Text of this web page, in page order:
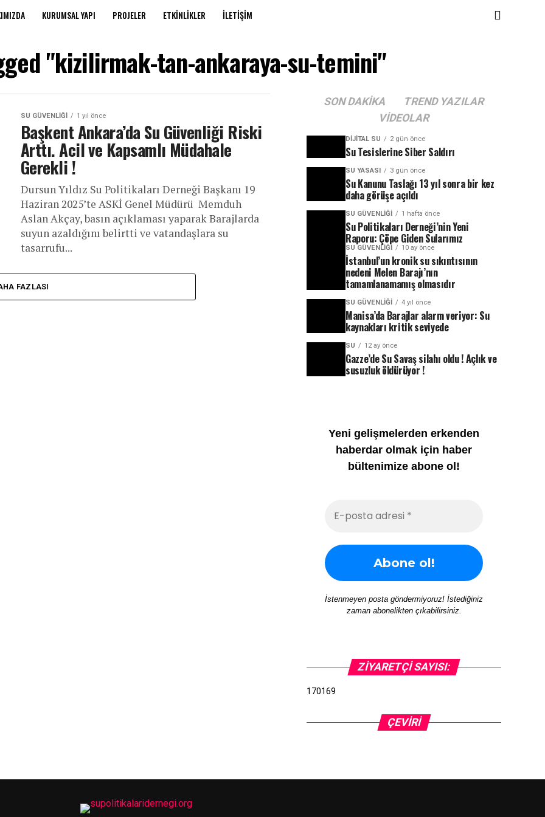
KURUMSAL YAPI PROJELER ETKINLIKLER İLETIŞIM
"kizilirmak-tan-ankaraya-su-temini"
SU GÜVENLIĞI 1 yıl önce
Başkent Ankara’da Su Güvenliği Riski
Arttı. Acil ve Kapsamlı Müdahale
Gerekli !
Dursun Yıldız Su Politikaları Derneği Başkanı 19
Haziran 2025’te ASKİ Genel Müdürü Memduh
Aslan Akçay, basın açıklaması yaparak Barajlarda
suyun azaldığını belirtti ve vatandaşlara su
tasarrufu...
FAZLASI
SON DAKIKA
TREND YAZILAR
VIDEOLAR
DIJITAL SU 2 gün önce
Su Tesislerine Siber Saldırı
SU YASASI 3 gün önce
Su Kanunu Taslağı 13 yıl sonra bir kez
daha görüşe açıldı
SU GÜVENLIĞI 1 hafta önce
Su Politikaları Derneği’nin Yeni
Raporu: Çöpe Giden Sularımız
SU GÜVENLIĞI 10 ay önce
İstanbul’un kronik su sıkıntısının
nedeni Melen Barajı’nın
tamamlanamamış olmasıdır
SU GÜVENLIĞI 4 yıl önce
Manisa’da Barajlar alarm veriyor: Su
kaynakları kritik seviyede
SU 12 ay önce
Gazze’de Su Savaş silahı oldu ! Açlık ve
susuzluk öldürüyor !
Yeni gelişmelerden erkenden
haberdar olmak için haber
bültenimize abone ol!
İstenmeyen posta göndermiyoruz! İstediğiniz
zaman abonelikten çıkabilirsiniz.
ZIYARETÇI SAYISI:
170169
ÇEVIRI